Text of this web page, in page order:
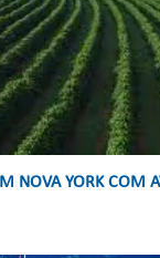
NOVA YORK COM